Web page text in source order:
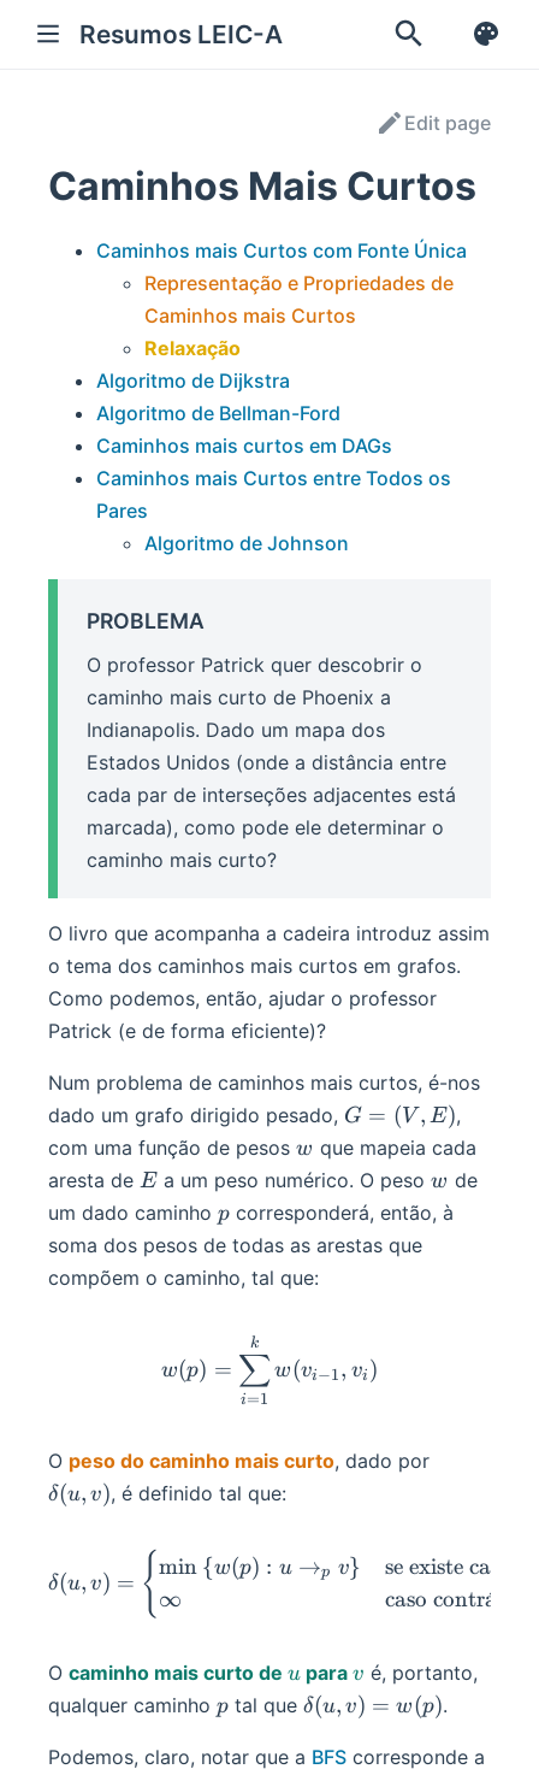
Resumos LEIC-A
Edit page
Caminhos Mais Curtos
Caminhos mais Curtos com Fonte Única
Representação e Propriedades de
Caminhos mais Curtos
Relaxação
Algoritmo de Dijkstra
Algoritmo de Bellman-Ford
Caminhos mais curtos em DAGs
Caminhos mais Curtos entre Todos os
Pares
Algoritmo de Johnson
PROBLEMA
O professor Patrick quer descobrir o
caminho mais curto de Phoenix a
Indianapolis. Dado um mapa dos
Estados Unidos (onde a distância entre
cada par de interseções adjacentes está
marcada), como pode ele determinar o
caminho mais curto?
O livro que acompanha a cadeira introduz assim
o tema dos caminhos mais curtos em grafos.
Como podemos, então, ajudar o professor
Patrick (e de forma eficiente)?
Num problema de caminhos mais curtos, é-nos
dado um grafo dirigido pesado, G
=
(V,
E)
G = (V , E),
com uma função de pesos w
w que mapeia cada
aresta de E
E a um peso numérico. O pesow
w de
um dado caminho p
p corresponderá, então, à
soma dos pesos de todas as arestas que
compõem o caminho, tal que:
w(p) =
i=1
∑
k
w(vi−1, vi )
O peso do caminho mais curto, dado por
δ(u, v), é definido tal que:
\delta(u, v) =
δ(u, v) = {min {w(p) : u →p v}
∞
se existe
caso contra
ˊ
O caminho mais curto de u
u para v
v é, portanto,
qualquer caminho p
p tal que \delta(u,
w(p)
δ(u, v) = w(p).
Podemos, claro, notar que a BFS corresponde a